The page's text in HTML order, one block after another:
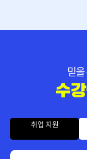
다다익선
인간행동과사회
다다익선
믿
취업 지원